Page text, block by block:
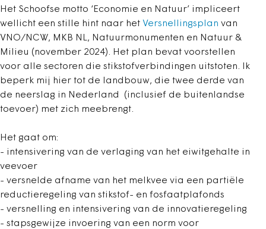
Het Schoofse motto ‘Economie en Natuur’ impliceert
wellicht een stille hint naar het Versnellingsplan van
VNO/NCW, MKB NL, Natuurmonumenten en Natuur &
Milieu (november 2024). Het plan bevat voorstellen
voor alle sectoren die stikstofverbindingen uitstoten. Ik
beperk mij hier tot de landbouw, die twee derde van
de neerslag in Nederland (inclusief de buitenlandse
toevoer) met zich meebrengt.
Het gaat om:
- intensivering van de verlaging van het eiwitgehalte in
veevoer
- versnelde afname van het melkvee via een partiële
reductieregeling van stikstof- en fosfaatplafonds
- versnelling en intensivering van de innovatieregeling
- stapsgewijze invoering van een norm voor